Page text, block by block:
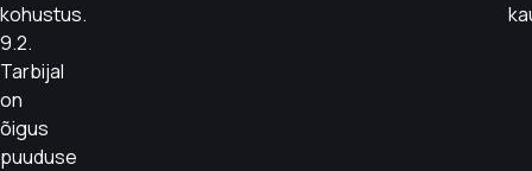
kohustus.
9.2.
Tarbijal
on
õigus
puuduse